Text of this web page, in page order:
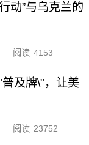
动”与乌克兰的
阅读 4153
及牌\"，让美
阅读 23752